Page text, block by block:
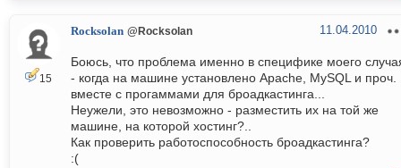
15
Rocksolan @Rocksolan 11.04.2010
Боюсь, что проблема именно в специфике моего
- когда на машине установлено Apache, MySQL и проч.
вместе с прогаммами для броадкастинга...
Неужели, это невозможно - разместить их на той же
машине, на которой хостинг?..
Как проверить работоспособность броадкастинга?
:(